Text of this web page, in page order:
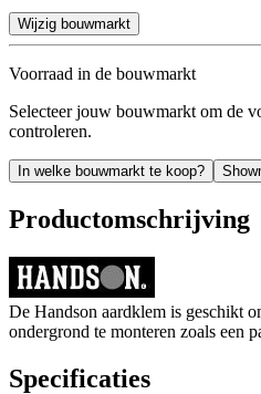
Wijzig bouwmarkt
Voorraad in de bouwmarkt
Selecteer jouw bouwmarkt om de
controleren.
In welke bouwmarkt te koop?
Productomschrijving
De Handson aardklem is geschikt
ondergrond te monteren zoals een
Specificaties